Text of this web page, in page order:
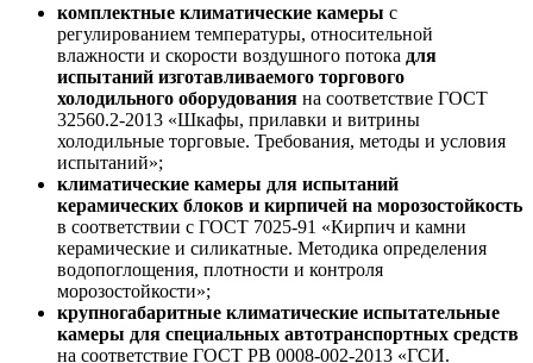
комплектные климатические камеры с
регулированием температуры, относительной
влажности и скорости воздушного потока для
испытаний изготавливаемого торгового
холодильного оборудования на соответствие ГОСТ
32560.2-2013 «Шкафы, прилавки и витрины
холодильные торговые. Требования, методы и условия
испытаний»;
климатические камеры для испытаний
керамических блоков и кирпичей на морозостойкость
в соответствии с ГОСТ 7025-91 «Кирпич и камни
керамические и силикатные. Методика определения
водопоглощения, плотности и контроля
морозостойкости»;
крупногабаритные климатические испытательные
камеры для специальных автотранспортных средств
на соответствие ГОСТ РВ 0008-002-2013 «ГСИ.